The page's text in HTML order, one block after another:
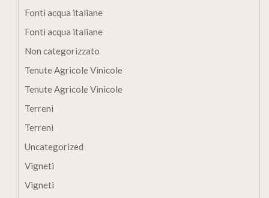
Fonti acqua italiane
Fonti acqua italiane
Non categorizzato
Tenute Agricole Vinicole
Tenute Agricole Vinicole
Terreni
Terreni
Uncategorized
Vigneti
Vigneti